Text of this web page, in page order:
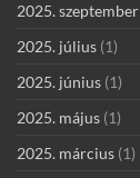
2025. szeptember
2025. július (1)
2025. június (1)
2025. május (1)
2025. március (1)